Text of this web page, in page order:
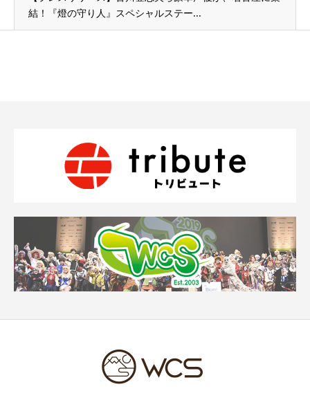
結！『燈の守り人』スペシャルステー...